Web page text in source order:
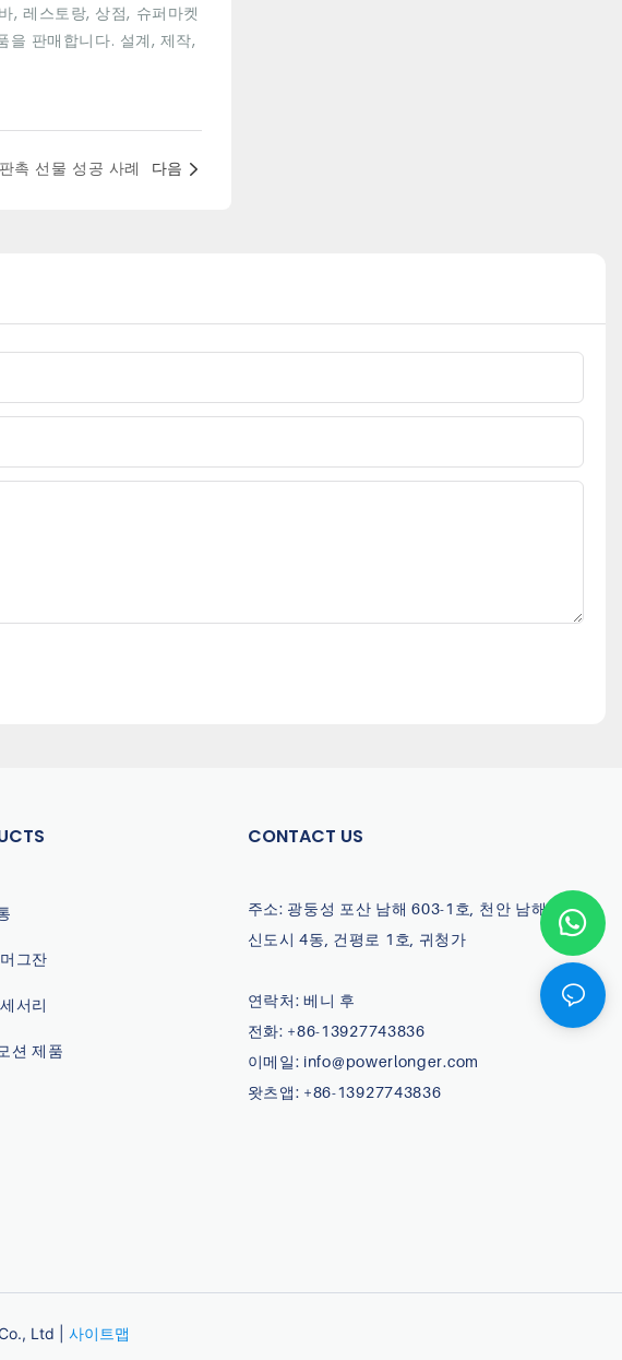
바, 레스토랑, 상점, 슈퍼마켓
을 판매합니다. 설계, 제작,
촉 선물 성공 사례 다음
그잔
서리
션 제품
CONTACT US
주소: 광둥성 포산 남해 603-1호, 천안 남해 디지털
신도시 4동, 건평로 1호, 귀청가
연락처: 베니 후
전화: +86-13927743836
이메일: info@powerlonger.com
왓츠앱: +86-13927743836
Ltd | 사이트맵